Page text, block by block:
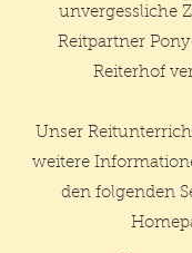
unvergessliche
Reitpartner
Reiterhof
Unser
weitere
den folgenden